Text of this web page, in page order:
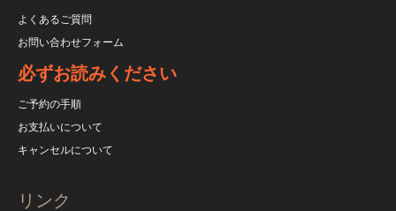
よくあるご質問
お問い合わせフォーム
必ずお読みください
ご予約の手順
お支払いについて
キャンセルについて
リンク